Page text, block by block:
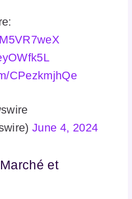
CPezkmjhQe
June 4, 2024
et